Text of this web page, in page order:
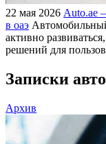
22 мая 2026 Auto.ae
в оаэ
активно
решений для
Записки
Архив